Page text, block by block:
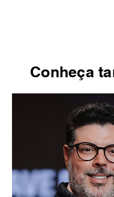
Conheça